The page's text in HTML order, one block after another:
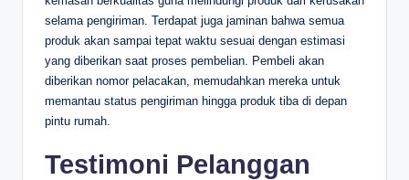
selama pengiriman. Terdapat juga jaminan bahwa semua
produk akan sampai tepat waktu sesuai dengan estimasi
yang diberikan saat proses pembelian. Pembeli akan
diberikan nomor pelacakan, memudahkan mereka untuk
memantau status pengiriman hingga produk tiba di depan
pintu rumah.
Testimoni Pelanggan